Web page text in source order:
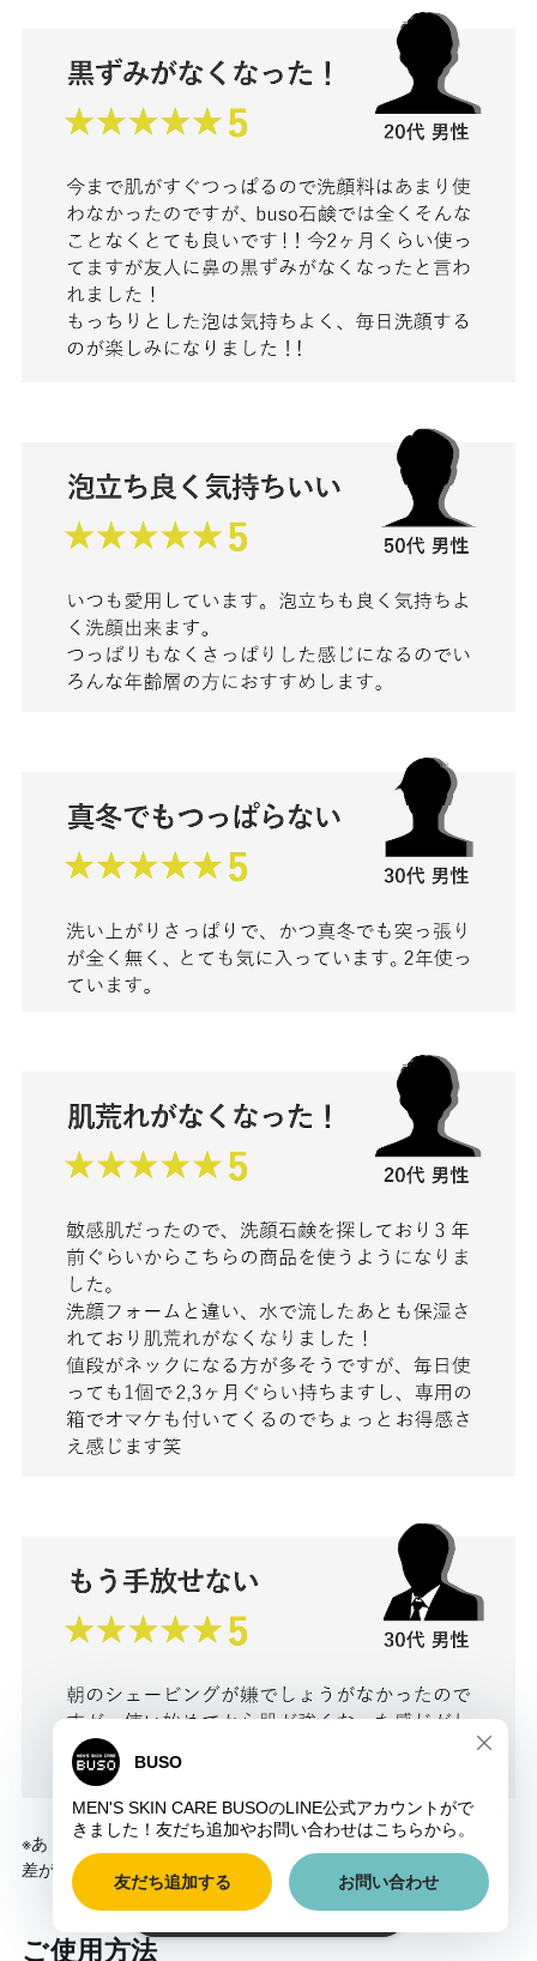
※あくまで個人の感想です。商品の効果・効能、感じ方には、個人
差がございます。
ご使用方法
ショップに質問する